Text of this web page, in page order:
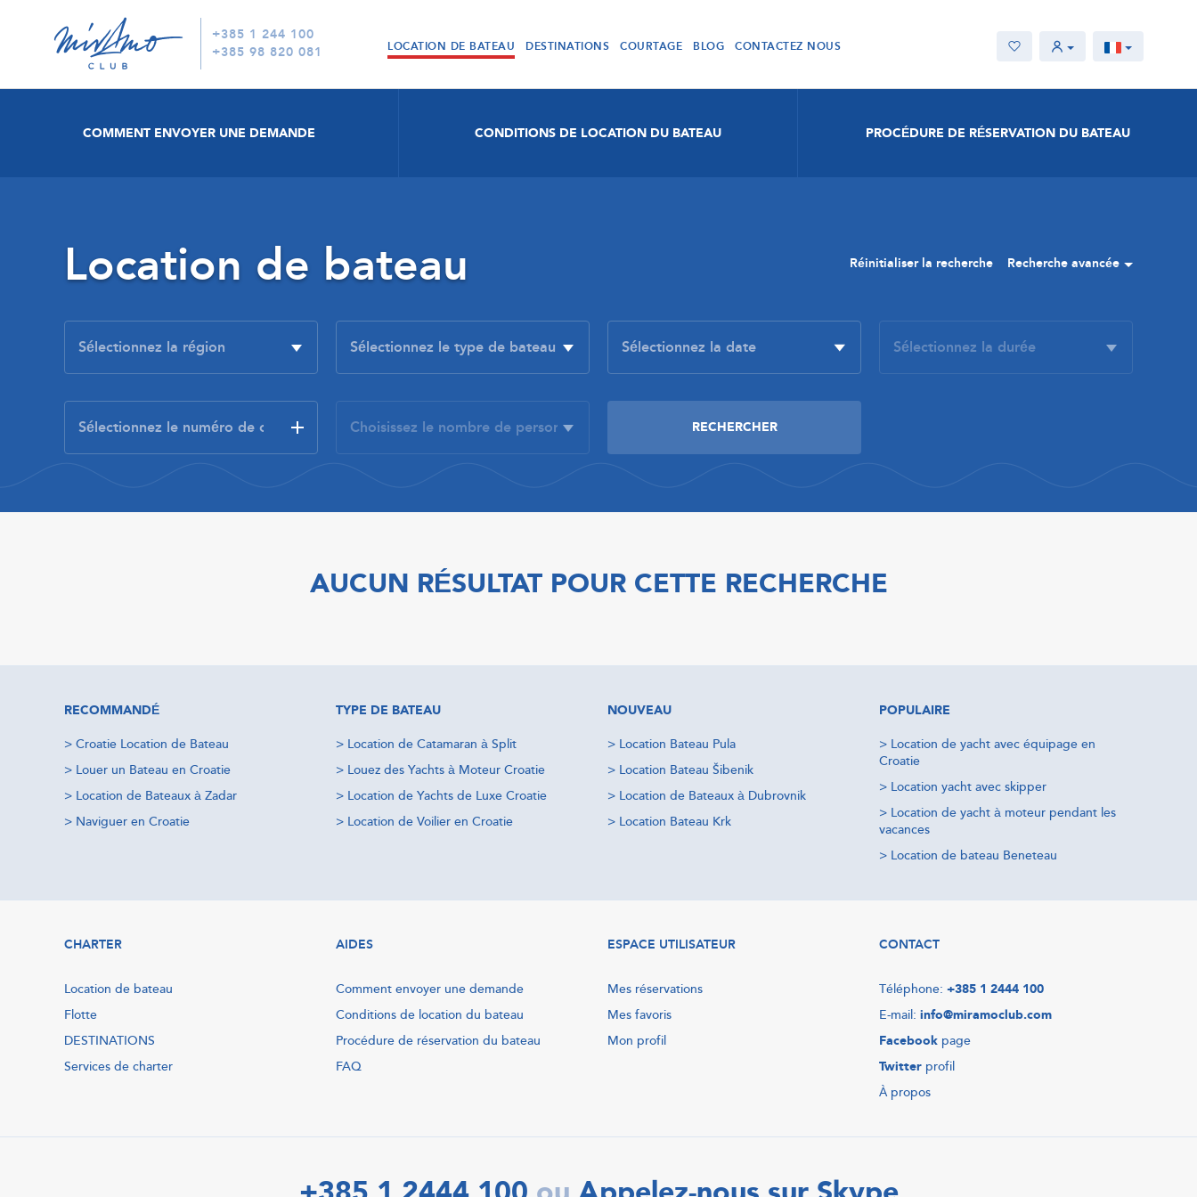
+385 1 244 100
+385 98 820 081
LOCATION DE BATEAU DESTINATIONS COURTAGE BLOG CONTACTEZ NOUS
COMMENT ENVOYER UNE DEMANDE CONDITIONS DE LOCATION DU BATEAU PROCÉDURE DE RÉSERVATION DU BATEAU
Location de bateau Réinitialiser la recherche Recherche avancée
AUCUN RÉSULTAT POUR CETTE RECHERCHE
RECOMMANDÉ
> Croatie Location de Bateau
> Louer un Bateau en Croatie
> Location de Bateaux à Zadar
> Naviguer en Croatie
TYPE DE BATEAU
> Location de Catamaran à Split
> Louez des Yachts à Moteur Croatie
> Location de Yachts de Luxe Croatie
> Location de Voilier en Croatie
NOUVEAU
> Location Bateau Pula
> Location Bateau Šibenik
> Location de Bateaux à Dubrovnik
> Location Bateau Krk
POPULAIRE
> Location de yacht avec équipage en
Croatie
> Location yacht avec skipper
> Location de yacht à moteur pendant les
vacances
> Location de bateau Beneteau
CHARTER
Location de bateau
Flotte
DESTINATIONS
Services de charter
AIDES
Comment envoyer une demande
Conditions de location du bateau
Procédure de réservation du bateau
FAQ
ESPACE UTILISATEUR
Mes réservations
Mes favoris
Mon profil
CONTACT
Téléphone: +385 1 2444 100
E-mail: info@miramoclub.com
Facebook page
Twitter profil
À propos